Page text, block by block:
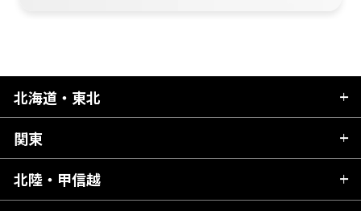
北海道・東北
北海道
青森県
関東
茨城県
北陸・甲信越